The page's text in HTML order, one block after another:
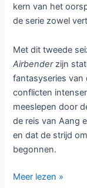
kern van het
de serie zowel
Met dit tweede
Airbenderzijn
fantasyseries van
conflicten
meeslepen door
de reis van Aang
en dat de strijd
begonnen.
Avatar
Meer lezen »